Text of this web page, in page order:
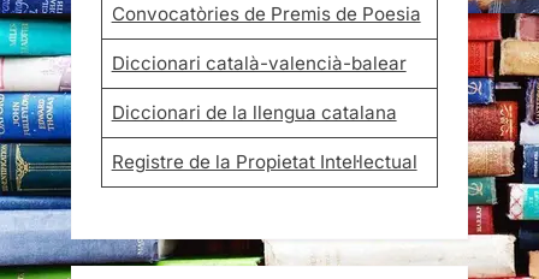
Convocatòries de Premis de Poesia
Diccionari català-valencià-balear
Diccionari de la llengua catalana
Registre de la Propietat Intel·lectual